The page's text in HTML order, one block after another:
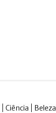
Ciência Beleza